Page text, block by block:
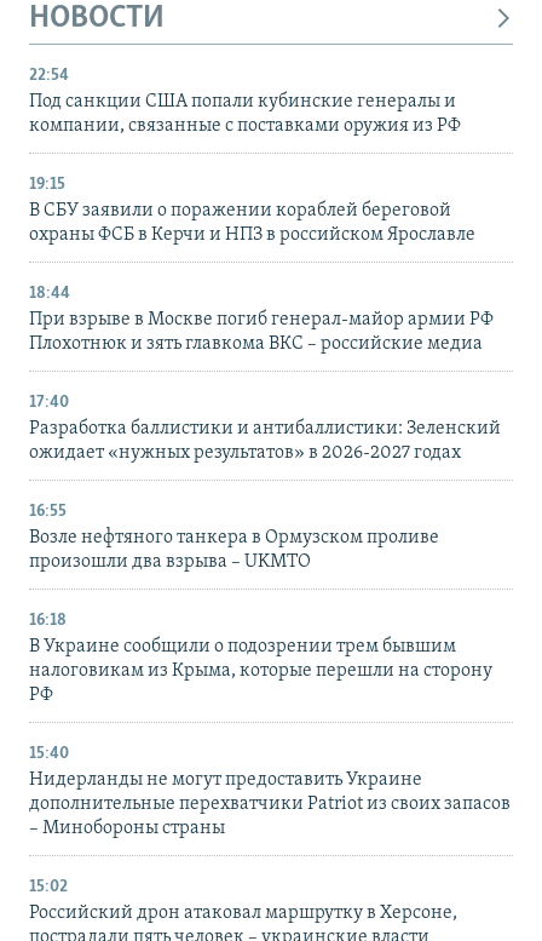
НОВОСТИ
22:54
Под санкции США попали кубинские генералы и
компании, связанные с поставками оружия из РФ
19:15
В СБУ заявили о поражении кораблей береговой
охраны ФСБ в Керчи и НПЗ в российском Ярославле
18:44
При взрыве в Москве погиб генерал-майор армии РФ
Плохотнюк и зять главкома ВКС – российские медиа
17:40
Разработка баллистики и антибаллистики: Зеленский
ожидает «нужных результатов» в 2026-2027 годах
16:55
Возле нефтяного танкера в Ормузском проливе
произошли два взрыва – UKMTO
16:18
В Украине сообщили о подозрении трем бывшим
налоговикам из Крыма, которые перешли на сторону
РФ
15:40
Нидерланды не могут предоставить Украине
дополнительные перехватчики Patriot из своих запасов
– Минобороны страны
15:02
Российский дрон атаковал маршрутку в Херсоне,